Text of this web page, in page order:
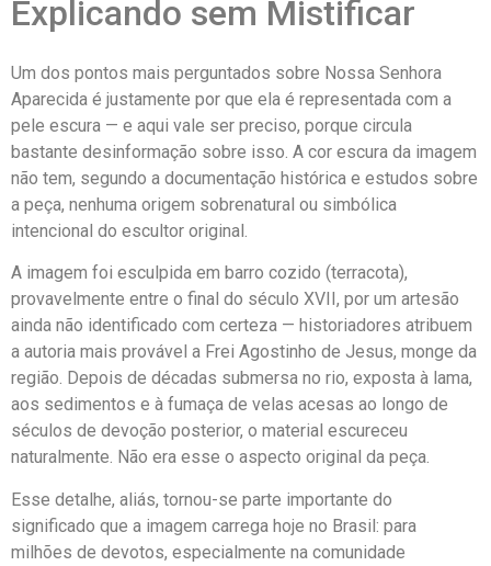
Explicando sem Mistificar
Um dos pontos mais perguntados sobre Nossa Senhora
Aparecida é justamente por que ela é representada com a
pele escura — e aqui vale ser preciso, porque circula
bastante desinformação sobre isso. A cor escura da imagem
não tem, segundo a documentação histórica e estudos sobre
a peça, nenhuma origem sobrenatural ou simbólica
intencional do escultor original.
A imagem foi esculpida em barro cozido (terracota),
provavelmente entre o final do século XVII, por um artesão
ainda não identificado com certeza — historiadores atribuem
a autoria mais provável a Frei Agostinho de Jesus, monge da
região. Depois de décadas submersa no rio, exposta à lama,
aos sedimentos e à fumaça de velas acesas ao longo de
séculos de devoção posterior, o material escureceu
naturalmente. Não era esse o aspecto original da peça.
Esse detalhe, aliás, tornou-se parte importante do
significado que a imagem carrega hoje no Brasil: para
milhões de devotos, especialmente na comunidade